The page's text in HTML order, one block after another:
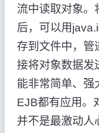
流中读取对象。
后，可以用
存到文件中，管
接将对象数据发
能非常简单、强
EJB都有应用。
并不是最激动人